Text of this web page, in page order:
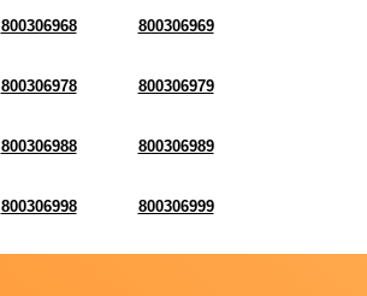
800306968 800306969
800306978 800306979
800306988 800306989
800306998 800306999